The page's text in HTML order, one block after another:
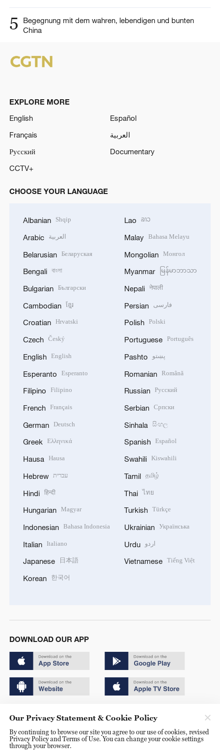
5
Begegnung mit dem wahren, lebendigen und bunten
China
EXPLORE MORE
English
Español
Français
العربية
Русский
Documentary
CCTV+
CHOOSE YOUR LANGUAGE
Albanian Shqip
Arabic العربية
Belarusian Беларуская
Bengali বাংলা
Bulgarian Български
Cambodian ខ្មែរ
Croatian Hrvatski
Czech Český
English English
Esperanto Esperanto
Filipino Filipino
French Français
German Deutsch
Greek Ελληνικά
Hausa Hausa
Hebrew עברית
Hindi हिन्दी
Hungarian Magyar
Indonesian Bahasa Indonesia
Italian Italiano
Japanese 日本語
Korean 한국어
Lao ລາວ
Malay Bahasa Melayu
Mongolian Монгол
Myanmar မြန်မာဘာသာ
Nepali नेपाली
Persian فارسی
Polish Polski
Portuguese Português
Pashto پښتو
Romanian Română
Russian Русский
Serbian Српски
Sinhala සිංහල
Spanish Español
Swahili Kiswahili
Tamil தமிழ்
Thai ไทย
Turkish Türkçe
Ukrainian Українська
Urdu اردو
Vietnamese Tiếng Việt
DOWNLOAD OUR APP
京ICP备20000184号
京公网安备 11010502050052号
Our Privacy Statement & Cookie Policy
By continuing to browse our site you agree to our use of cookies, revised
Privacy Policy and Terms of Use. You can change your cookie settings
through your browser.